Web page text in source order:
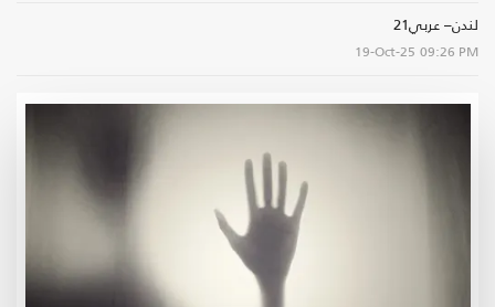
لندن– عربي21
19-Oct-25 09:26 PM